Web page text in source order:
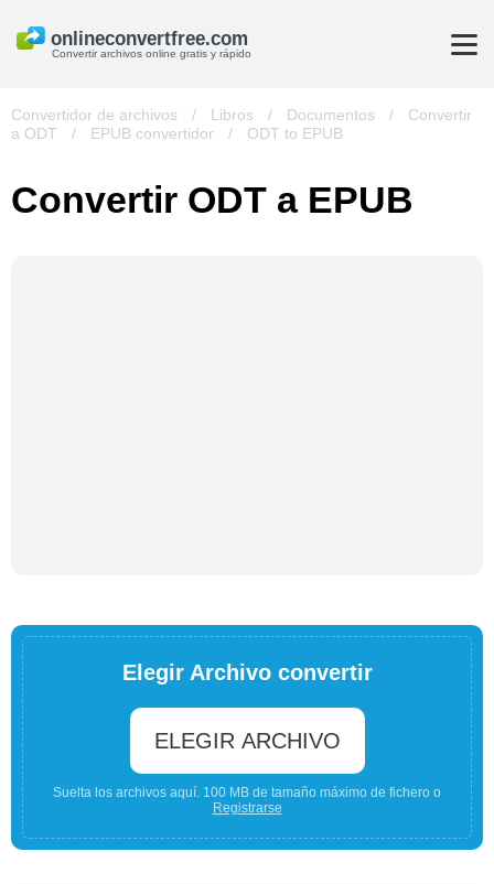
Convertir archivos online gratis y rápido
Convertidor de archivos / Libros / Documentos /
Convertir
a ODT
/ EPUB convertidor / ODT to EPUB
Convertir ODT a EPUB
Elegir Archivo convertir
ELEGIR ARCHIVO
Suelta los archivos aquí. 100 MB de tamaño máximo de fichero o
Registrarse